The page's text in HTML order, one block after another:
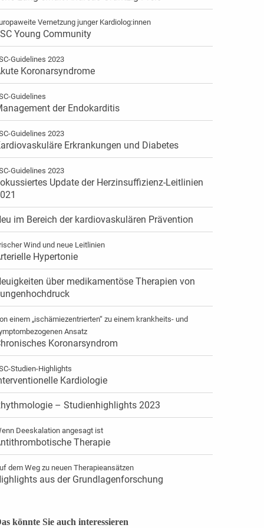
Vernetzung junger Kardiolog:innen
Young Community
Guidelines 2023
Koronarsyndrome
Guidelines
der Endokarditis
Guidelines 2023
Erkrankungen und Diabetes
Guidelines 2023
Update der Herzinsuffizienz-Leitlinien
im Bereich der kardiovaskulären Prävention
Wind und neue Leitlinien
Hypertonie
über medikamentöse Therapien von
einem „ischämiezentrierten“ zu einem krankheits- und
Ansatz
Koronarsyndrom
Studien-Highlights
Kardiologie
– Studienhighlights 2023
Deeskalation angesagt ist
Therapie
dem Weg zu neuen Therapieansätzen
aus der Grundlagenforschung
könnte Sie auch interessieren